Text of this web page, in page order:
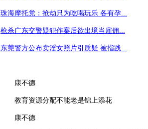
珠海摩托党：抢劫只为吃喝玩乐 各有孕...
枪杀广东交警疑犯作案后欲出境当雇佣...
东莞警方公布卖淫女照片引质疑 被指践...
康不德
教育资源分配不能老是锦上添花
康不德